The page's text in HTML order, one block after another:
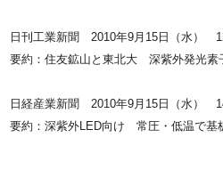
日刊工業新聞 2010年9月15日（水）
要約：住友鉱山と東北大 深紫外発光
日経産業新聞 2010年9月15日（水）
要約：深紫外LED向け 常圧・低温で基